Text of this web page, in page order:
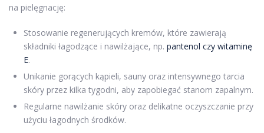
na pielęgnację:
Stosowanie regenerujących kremów, które zawierają
składniki łagodzące i nawilżające, np. pantenol czy witaminę
E.
Unikanie gorących kąpieli, sauny oraz intensywnego tarcia
skóry przez kilka tygodni, aby zapobiegać stanom zapalnym.
Regularne nawilżanie skóry oraz delikatne oczyszczanie przy
użyciu łagodnych środków.